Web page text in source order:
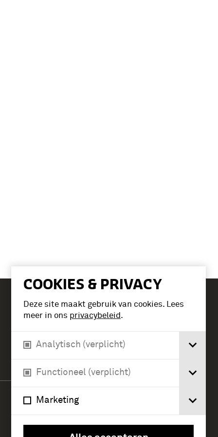
COOKIES & PRIVACY
Deze site maakt gebruik van cookies. Lees
meer in ons privacybeleid.
Analytisch (verplicht)
Functioneel (verplicht)
Marketing
Tickets
Verlengde Paltzerweg 1